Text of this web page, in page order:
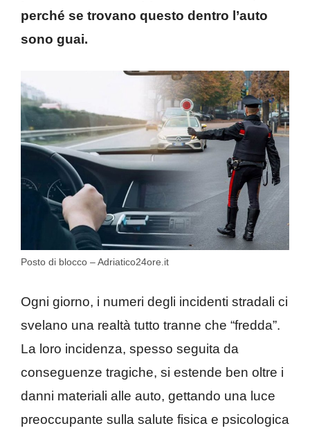
perché se trovano questo dentro l’auto
sono guai.
Posto di blocco – Adriatico24ore.it
Ogni giorno, i numeri degli incidenti stradali ci
svelano una realtà tutto tranne che “fredda”.
La loro incidenza, spesso seguita da
conseguenze tragiche, si estende ben oltre i
danni materiali alle auto, gettando una luce
preoccupante sulla salute fisica e psicologica